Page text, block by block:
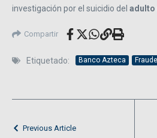
investigación por el suicidio del adulto
Compartir
Etiquetado: Banco Azteca Fraude
Previous Article